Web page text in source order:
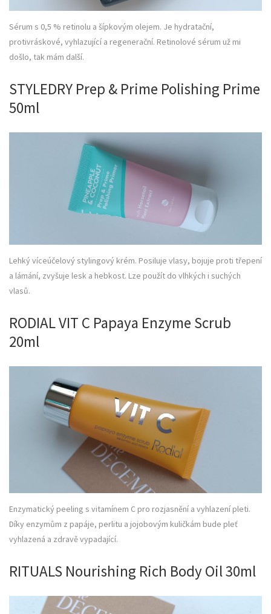
Sérum s 0,5 % retinolu a šípkovým olejem. Je hydratační,
protivráskové, vyhlazující a regenerační. Retinolové sérum už mi
došlo, tak mám další.
STYLEDRY Prep & Prime Polishing Prime
50ml
Lehký víceúčelový stylingový krém. Posiluje vlasy, bojuje proti třepení
a lámání, zvyšuje lesk a hebkost. Lze použít do vlhkých i suchých
vlasů.
RODIAL VIT C Papaya Enzyme Scrub
20ml
Enzymatický peeling s vitamínem C pro rozjasnění a vyhlazení pleti.
Díky enzymům z papáje, perlitu a jojobovým kuličkám bude pleť
vyhlazená a zdravě vypadající.
RITUALS Nourishing Rich Body Oil 30ml